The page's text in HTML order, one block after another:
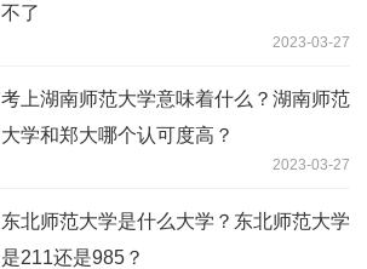
不了
2023-03-27
考上湖南师范大学意味着什么？湖南师范
大学和郑大哪个认可度高？
2023-03-27
东北师范大学是什么大学？东北师范大学
是211还是985？